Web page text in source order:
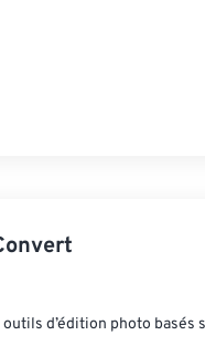
d’édition photo basés